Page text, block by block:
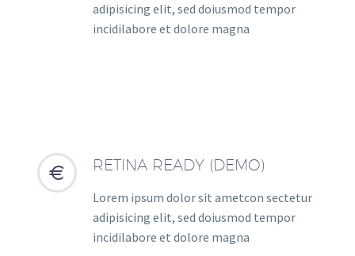
adipisicing elit, sed doiusmod tempor
incidilabore et dolore magna

 RETINA READY (DEMO)
Lorem ipsum dolor sit ametcon sectetur
adipisicing elit, sed doiusmod tempor
incidilabore et dolore magna